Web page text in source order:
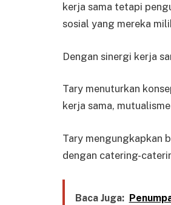
kerja sama tetapi
sosial yang mereka
Dengan sinergi kerja
Tary menuturkan
kerja sama,
Tary mengungkapkan
dengan catering-
Baca Juga: